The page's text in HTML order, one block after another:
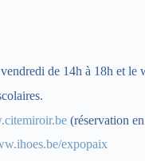
de 14h à 18h et le
(réservation
expopaix